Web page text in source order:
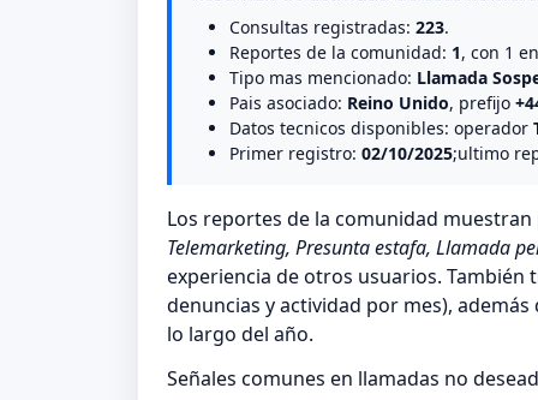
Consultas registradas: 223.
Reportes de la comunidad: 1, con 1
Tipo mas mencionado: Llamada
Pais asociado: Reino Unido, prefijo
Datos tecnicos disponibles: operador
Primer registro: 02/10/2025;ultimo
Los reportes de la comunidad
Telemarketing, Presunta estafa, Llamada
experiencia de otros usuarios. También
denuncias y actividad por mes),
lo largo del año.
Señales comunes en llamadas no